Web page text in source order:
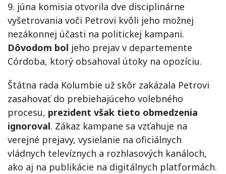
9. júna komisia otvorila dve disciplinárne
vyšetrovania voči Petrovi kvôli jeho možnej
nezákonnej účasti na politickej kampani.
Dôvodom bol jeho prejav v departemente
Córdoba, ktorý obsahoval útoky na opozíciu.
Štátna rada Kolumbie už skôr zakázala Petrovi
zasahovať do prebiehajúceho volebného
procesu, prezident však tieto obmedzenia
ignoroval. Zákaz kampane sa vzťahuje na
verejné prejavy, vysielanie na oficiálnych
vládnych televíznych a rozhlasových kanáloch,
ako aj na publikácie na digitálnych platformách.